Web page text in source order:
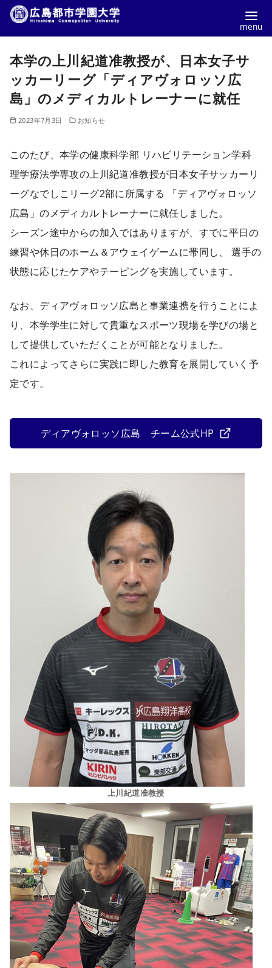
本学の上川紀道准教授が、日本女子サ
ッカーリーグ「ディアヴォロッソ広
島」のメディカルトレーナーに就任
2023年7月3日 お知らせ
このたび、本学の健康科学部 リハビリテーション学科
理学療法学専攻の上川紀道准教授が日本女子サッカーリ
ーグなでしこリーグ2部に所属する 「ディアヴォロッソ
広島」のメディカルトレーナーに就任しました。
シーズン途中からの加入ではありますが、すでに平日の
練習や休日のホーム＆アウェイゲームに帯同し、 選手の
状態に応じたケアやテーピングを実施しています。
なお、ディアヴォロッソ広島と事業連携を行うことによ
り、本学学生に対して貴重なスポーツ現場を学びの場と
して提供していただくことが可能となりました。
これによってさらに実践に即した教育を展開していく予
定です。
ディアヴォロッソ広島 チーム公式HP
上川紀道准教授